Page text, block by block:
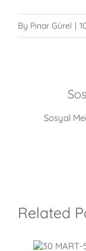
By Pınar Gürel |
Related